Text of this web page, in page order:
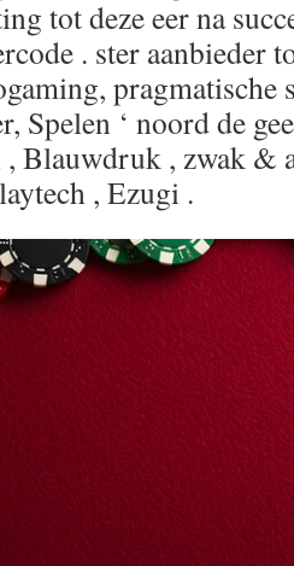
tot deze eer na
. ster aanbieder
pragmatische
Spelen ‘ noord de
Blauwdruk , zwak &
, Ezugi .